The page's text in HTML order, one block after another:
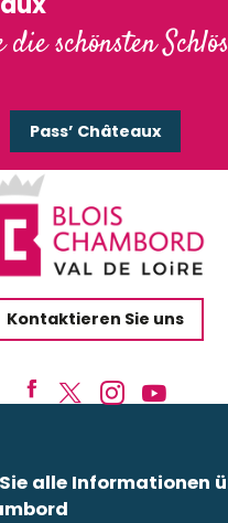
die schönsten
Pass’ Châteaux
Kontaktieren Sie uns
alle Informationen